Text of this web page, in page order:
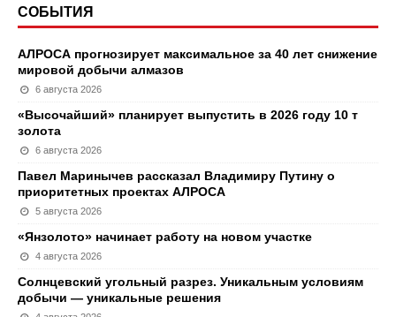
СОБЫТИЯ
АЛРОСА прогнозирует максимальное за 40 лет снижение
мировой добычи алмазов
6 августа 2026
«Высочайший» планирует выпустить в 2026 году 10 т
золота
6 августа 2026
Павел Маринычев рассказал Владимиру Путину о
приоритетных проектах АЛРОСА
5 августа 2026
«Янзолото» начинает работу на новом участке
4 августа 2026
Солнцевский угольный разрез. Уникальным условиям
добычи — уникальные решения